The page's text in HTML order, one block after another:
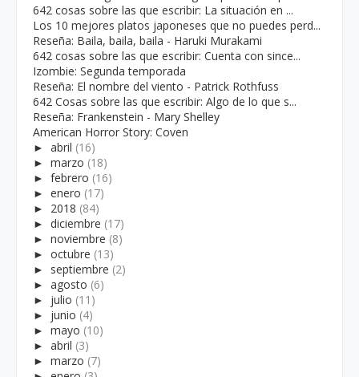
642 cosas sobre las que escribir: La situación en ...
Los 10 mejores platos japoneses que no puedes perd...
Reseña: Baila, baila, baila - Haruki Murakami
642 cosas sobre las que escribir: Cuenta con since...
Izombie: Segunda temporada
Reseña: El nombre del viento - Patrick Rothfuss
642 Cosas sobre las que escribir: Algo de lo que s...
Reseña: Frankenstein - Mary Shelley
American Horror Story: Coven
► abril (16)
► marzo (18)
► febrero (16)
► enero (17)
► 2018 (84)
► diciembre (17)
► noviembre (8)
► octubre (13)
► septiembre (2)
► agosto (6)
► julio (11)
► junio (4)
► mayo (10)
► abril (3)
► marzo (7)